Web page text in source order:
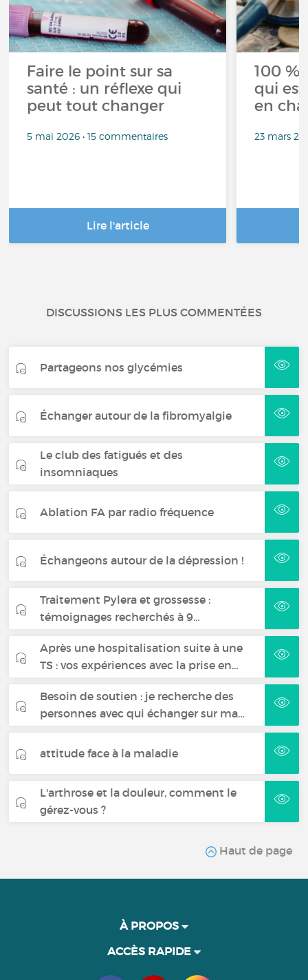
Faire le point sur sa
santé : un réflexe qui
peut tout changer
5 mai 2026 • 15 commentaires
Lire l'article
100 %
qui
en
23 mars
DISCUSSIONS LES PLUS COMMENTÉES
Partageons nos glycémies
Échanger autour de la fibromyalgie
Le club des fatigués et des
insomniaques
Ablation FA par radio fréquence
Échangeons autour de la dépression !
Traitement Pylera et grossesse :
témoignages recherchés à 9…
Après une hospitalisation suite à une
TS : vos expériences avec la prise en…
Besoin de soutien : je recherche des
personnes avec qui échanger sur ma…
attitude face à la maladie
L'arthrose et la douleur, comment le
gérez-vous ?
Haut de page
À PROPOS
ACCÈS RAPIDE